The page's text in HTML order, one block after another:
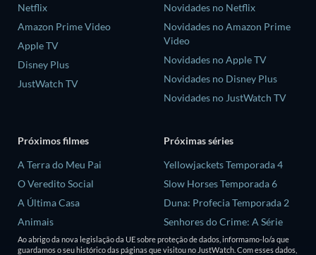
Netflix
Amazon Prime Video
Apple TV
Disney Plus
JustWatch TV
Novidades no Netflix
Novidades no Amazon Prime
Video
Novidades no Apple TV
Novidades no Disney Plus
Novidades no JustWatch TV
Próximos filmes
A Terra do Meu Pai
O Veredito Social
A Última Casa
Animais
Voltei na Foto
Próximas séries
Yellowjackets Temporada 4
Slow Horses Temporada 6
Duna: Profecia Temporada 2
Senhores do Crime: A Série
Temporada 2
Ao abrigo da nova legislação da UE sobre proteção de dados, informamo-lo/a que
guardamos o seu histórico das páginas que visitou no JustWatch. Com esses dados,